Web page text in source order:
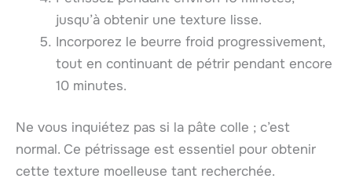
jusqu’à obtenir une texture lisse.
Incorporez le beurre froid progressivement,
tout en continuant de pétrir pendant encore
10 minutes.
Ne vous inquiétez pas si la pâte colle ; c’est
normal. Ce pétrissage est essentiel pour obtenir
cette texture moelleuse tant recherchée.